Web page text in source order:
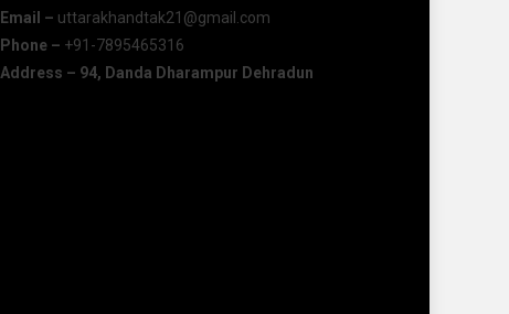
Email – uttarakhandtak21@gmail.com
Phone – +91-7895465316
Address – 94, Danda Dharampur Dehradun